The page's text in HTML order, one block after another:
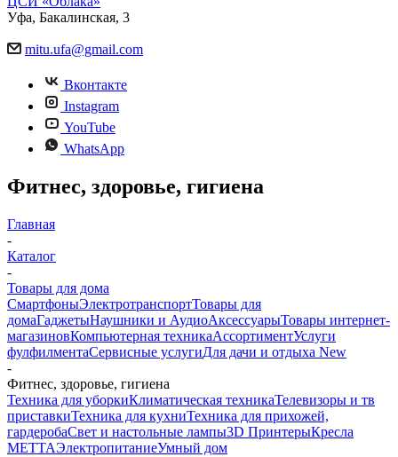
Уфа, Бакалинская, 3
mitu.ufa@gmail.com
Вконтакте
Instagram
YouTube
WhatsApp
Фитнес, здоровье, гигиена
Главная
-
Каталог
-
Товары для дома
СмартфоныЭлектротранспортТовары для
домаГаджетыНаушники и АудиоАксессуарыТовары интернет-
магазиновКомпьютерная техникаАссортиментУслуги
фулфилментаСервисные услугиДля дачи и отдыха New
-
Фитнес, здоровье, гигиена
Техника для уборкиКлиматическая техникаТелевизоры и тв
приставкиТехника для кухниТехника для прихожей,
гардеробаСвет и настольные лампы3D ПринтерыКресла
METTAЭлектропитаниеУмный дом